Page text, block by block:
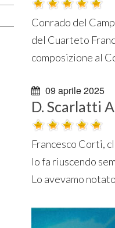
Conrado del
del Cuarteto
composizione al
09 aprile 2025
D. Scarlatti
Francesco Corti,
lo fa riuscendo
Lo avevamo